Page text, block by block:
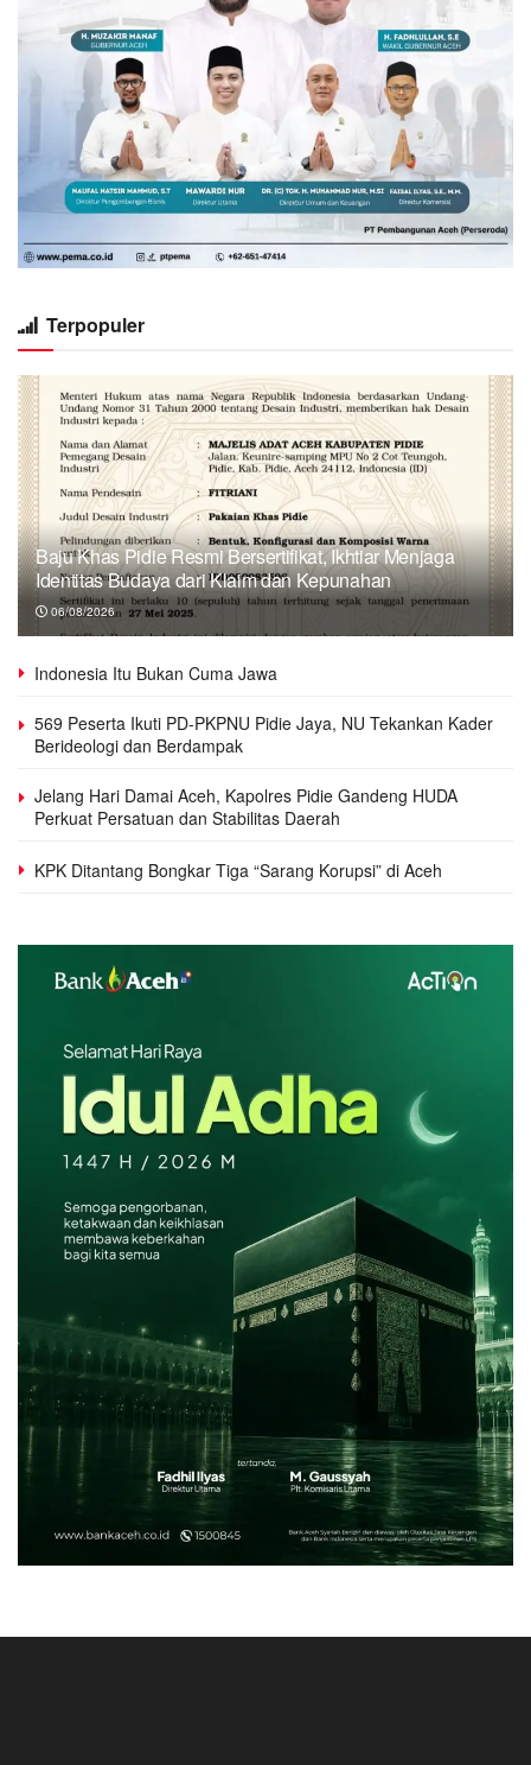
Terpopuler
Baju Khas Pidie Resmi Bersertifikat, Ikhtiar Menjaga
Identitas Budaya dari Klaim dan Kepunahan
06/08/2026
Indonesia Itu Bukan Cuma Jawa
569 Peserta Ikuti PD-PKPNU Pidie Jaya, NU Tekankan Kader
Berideologi dan Berdampak
Jelang Hari Damai Aceh, Kapolres Pidie Gandeng HUDA
Perkuat Persatuan dan Stabilitas Daerah
KPK Ditantang Bongkar Tiga “Sarang Korupsi” di Aceh